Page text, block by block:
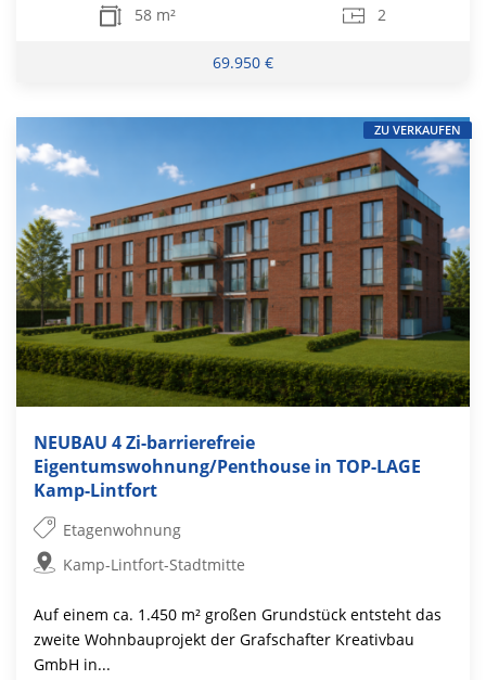
58 m² 2
69.950 €
NEUBAU 4 Zi-barrierefreie
Eigentumswohnung/Penthouse in TOP-LAGE
Kamp-Lintfort
Etagenwohnung
Kamp-Lintfort-Stadtmitte
Auf einem ca. 1.450 m² großen Grundstück entsteht das
zweite Wohnbauprojekt der Grafschafter Kreativbau
GmbH in...
ZU VERKAUFEN